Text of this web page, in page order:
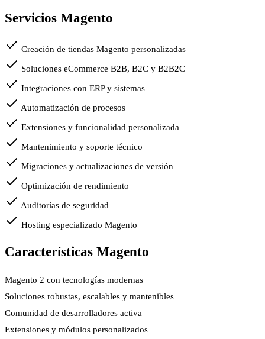
Servicios Magento
Creación de tiendas Magento personalizadas
Soluciones eCommerce B2B, B2C y B2B2C
Integraciones con ERP y sistemas
Automatización de procesos
Extensiones y funcionalidad personalizada
Mantenimiento y soporte técnico
Migraciones y actualizaciones de versión
Optimización de rendimiento
Auditorías de seguridad
Hosting especializado Magento
Características Magento
Magento 2 con tecnologías modernas
Soluciones robustas, escalables y mantenibles
Comunidad de desarrolladores activa
Extensiones y módulos personalizados